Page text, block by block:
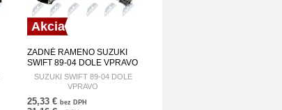
Akcia
ZADNÉ RAMENO SUZUKI
SWIFT 89-04 DOLE VPRAVO
46201-60B02 ZWT-SU-002
SUZUKI SWIFT 89-04 DOLE
VPRAVO
25,33 € bez DPH